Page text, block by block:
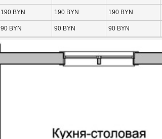
190 BYN 190 BYN 190 BYN
90 BYN 90 BYN 90 BYN